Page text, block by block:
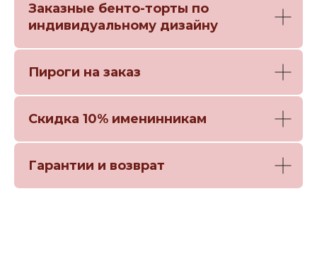
Заказные бенто-торты по
индивидуальному дизайну
Пироги на заказ
Скидка 10% именинникам
Гарантии и возврат